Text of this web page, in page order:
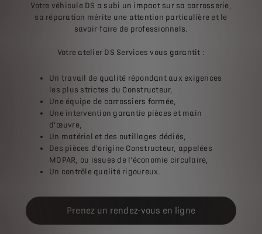
Votre véhicule DS a subi un impact sur sa carrosserie,
sa réparation mérite une attention particulière et le
savoir-faire de professionnels.
Votre atelier DS Services vous garantit :
Un travail de qualité répondant aux exigences
les plus strictes du Constructeur,
Une équipe de carrossiers formée,
Une intervention garantie pièces et main
d’œuvre,
Un matériel et des outillages dédiés,
Des pièces d’origine Constructeur, appelées
MOPAR, ou issues de l’économie circulaire,
Un contrôle qualité rigoureux.
Prenez un rendez-vous en ligne